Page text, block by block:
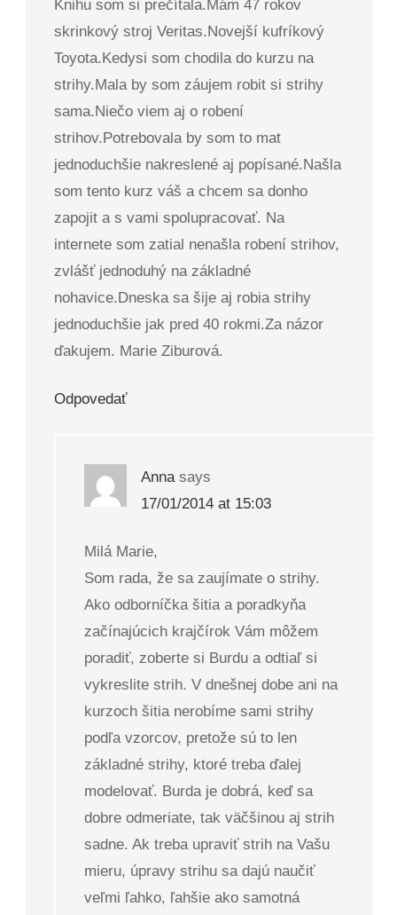
Knihu som si prečítala.Mám 47 rokov
skrinkový stroj Veritas.Novejší kufríkový
Toyota.Kedysi som chodila do kurzu na
strihy.Mala by som záujem robit si strihy
sama.Niečo viem aj o robení
strihov.Potrebovala by som to mat
jednoduchšie nakreslené aj popísané.Našla
som tento kurz váš a chcem sa donho
zapojit a s vami spolupracovať. Na
internete som zatial nenašla robení strihov,
zvlášť jednoduhý na základné
nohavice.Dneska sa šije aj robia strihy
jednoduchšie jak pred 40 rokmi.Za názor
ďakujem. Marie Ziburová.
Odpovedať
Anna says
17/01/2014 at 15:03
Milá Marie,
Som rada, že sa zaujímate o strihy.
Ako odborníčka šitia a poradkyňa
začínajúcich krajčírok Vám môžem
poradiť, zoberte si Burdu a odtiaľ si
vykreslite strih. V dnešnej dobe ani na
kurzoch šitia nerobíme sami strihy
podľa vzorcov, pretože sú to len
základné strihy, ktoré treba ďalej
modelovať. Burda je dobrá, keď sa
dobre odmeriate, tak väčšinou aj strih
sadne. Ak treba upraviť strih na Vašu
mieru, úpravy strihu sa dajú naučiť
veľmi ľahko, ľahšie ako samotná